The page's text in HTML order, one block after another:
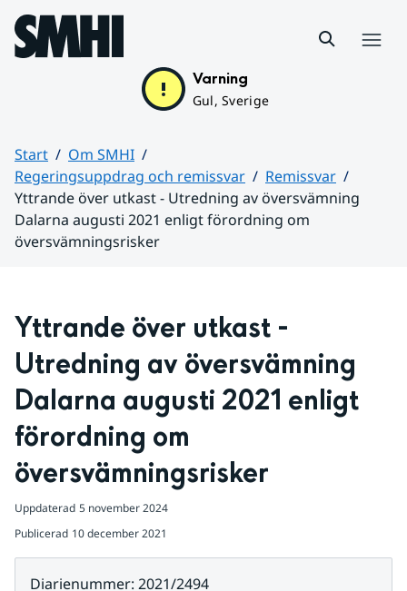
Hoppa till sidans innehåll
Varning
Gul, Sverige
Start
Om SMHI
Regeringsuppdrag och remissvar
Remissvar
Yttrande över utkast - Utredning av översvämning
Dalarna augusti 2021 enligt förordning om
översvämningsrisker
Yttrande över utkast -
Utredning av översvämning
Dalarna augusti 2021 enligt
förordning om
översvämningsrisker
Uppdaterad 5 november 2024
Publicerad 10 december 2021
Diarienummer: 2021/2494